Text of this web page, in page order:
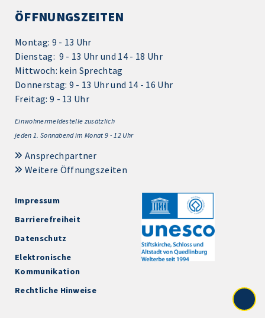
ÖFFNUNGSZEITEN
Montag: 9 - 13 Uhr
Dienstag: 9 - 13 Uhr und 14 - 18 Uhr
Mittwoch: kein Sprechtag
Donnerstag: 9 - 13 Uhr und 14 - 16 Uhr
Freitag: 9 - 13 Uhr
Einwohnermeldestelle zusätzlich
jeden 1. Sonnabend im Monat 9 - 12 Uhr
Ansprechpartner
Weitere Öffnungszeiten
Impressum
Barrierefreiheit
Datenschutz
Elektronische
Kommunikation
Rechtliche Hinweise